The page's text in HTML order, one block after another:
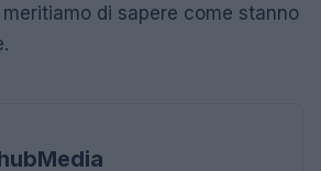
di sapere come stanno